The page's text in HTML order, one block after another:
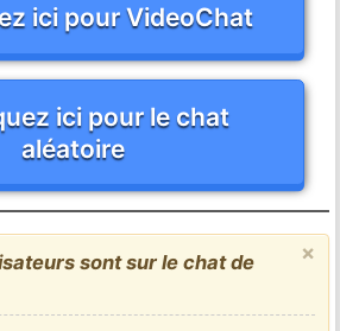
ici pour VideoChat
ici pour le chat
aléatoire
×
sont sur le chat de